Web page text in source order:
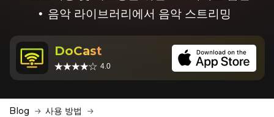
음악 라이브러리에서 음악 스트리밍
DoCast
4.0
Blog
사용 방법